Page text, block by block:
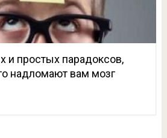
и простых парадоксов,
надломают вам мозг